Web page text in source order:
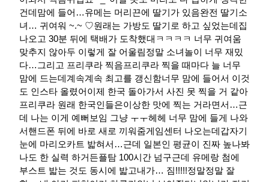
건데맘에 들어…유메는 머리끈에 딸기가 있음완전 딸기소
녀… 귀여워 ~.~ ♡원래는 가방도 딸기로 하고 싶었는데집
나오고 30분 뒤에 택배가 도착했대ㅋㅋㅋㅋ 너무 귀여움
맞추지 않아두 이렇게 잘 어울림정말 소녀놀이 너무 재밌
다…그리고 프리쿠라 찍음프리쿠라 찍을 때마다 늘 너무
맘에 드는데계속계속 최고를 갱신함너무 맘에 들어서 이것
도 인스타 올렸어이제 한국 돌아가서 사진 못 찍을 거 같아
프리쿠라 원래 한국인들은이상한 맛에 찍는 거라면서…근
데 나는 이게 예뻐보임 그냥 ㅜㅜ헤헤 너무 맘에 들게 나와
서핸드폰 뒤에 바로 새로 끼워줌게임센터 나오는데갑자기
눈에 마리오카트 밟혀서…근데 일본인 평균이 진짜 높나봐
나도 한 실력 하거든플탐 100시간 넘구근데 유메랑 첨에
부스트 밟는 것도 동시에 밟고내가… 짐!!!!!정말정말 잘